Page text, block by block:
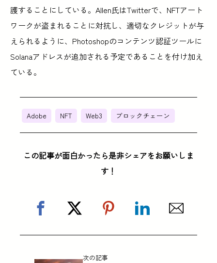
護することにしている。Allen氏はTwitterで、NFTアート
ワークが盗まれることに対抗し、適切なクレジットが与
えられるように、Photoshopのコンテンツ認証ツールに
Solanaアドレスが追加される予定であることを付け加え
ている。
Adobe NFT Web3 ブロックチェーン
この記事が面白かったら是非シェアをお願いしま
す！
次の記事